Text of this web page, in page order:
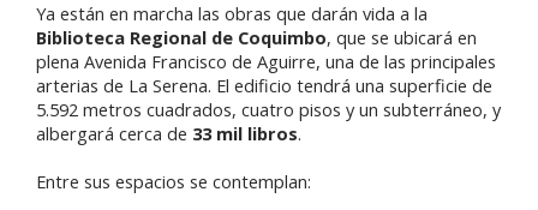
Ya están en marcha las obras que darán vida a la
Biblioteca Regional de Coquimbo, que se ubicará en
plena Avenida Francisco de Aguirre, una de las principales
arterias de La Serena. El edificio tendrá una superficie de
5.592 metros cuadrados, cuatro pisos y un subterráneo, y
albergará cerca de 33 mil libros.
Entre sus espacios se contemplan: